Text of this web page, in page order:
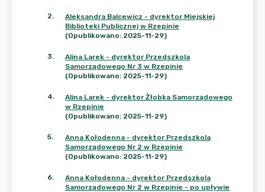
2.
Aleksandra Balcewicz - dyrektor Miejskiej
Biblioteki Publicznej w Rzepinie
(Opublikowano: 2025-11-29)
3.
Alina Larek - dyrektor Przedszkola
Samorządowego Nr 3 w Rzepinie
(Opublikowano: 2025-11-29)
4.
Alina Larek - dyrektor Żłobka Samorządowego
w Rzepinie
(Opublikowano: 2025-11-29)
5.
Anna Kołodenna - dyrektor Przedszkola
Samorządowego Nr 2 w Rzepinie
(Opublikowano: 2025-11-29)
6.
Anna Kołodenna - dyrektor Przedszkola
Samorządowego Nr 2 w Rzepinie - po upływie